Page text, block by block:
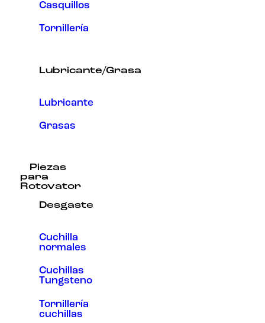
Casquillos
Tornillería
Lubricante/Grasa
Lubricante
Grasas
Piezas
para
Rotovator
Desgaste
Cuchilla
normales
Cuchillas
Tungsteno
Tornillería
cuchillas